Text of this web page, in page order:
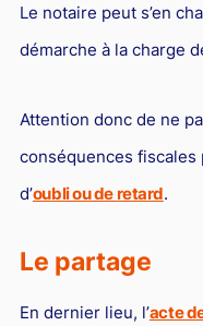
Le notaire peut s’en
démarche à la charge
Attention donc de ne
conséquences
d’oubli ou de retard.
Le partage
En dernier lieu, l’acte